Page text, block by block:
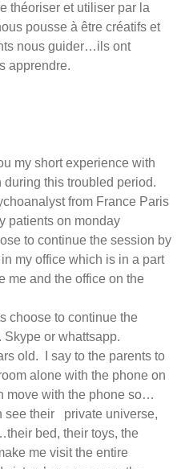
théoriser et utiliser par la
pousse à être créatifs et
nous guider…ils ont
apprendre.
my short experience with
this troubled period.
from France Paris
patients on monday
to continue the session by
my office which is in a part
me and the office on the
choose to continue the
or whattsapp.
old. I say to the parents to
alone with the phone on
move with the phone so…
their private universe,
bed, their toys, the
me visit the entire